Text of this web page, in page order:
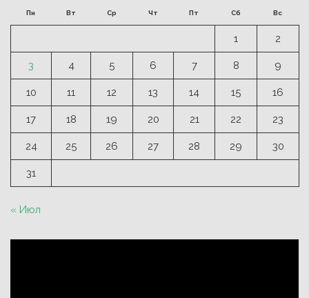
Пн Вт Ср Чт Пт Сб Вс
1 2
3 4 5 6 7 8 9
10 11 12 13 14 15 16
17 18 19 20 21 22 23
24 25 26 27 28 29 30
31
« Июл